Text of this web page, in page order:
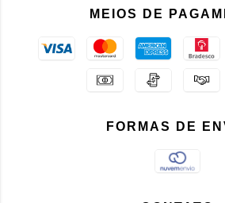
MEIOS DE
FORMAS DE